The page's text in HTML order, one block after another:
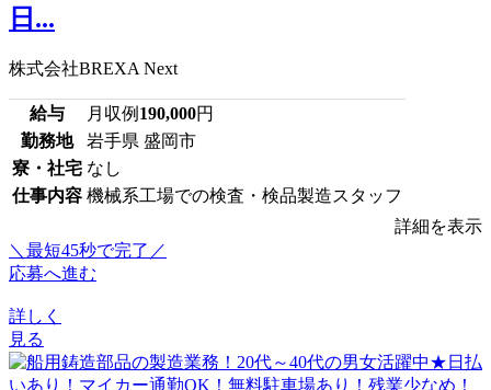
日...
株式会社BREXA Next
給与 月収例 190,000円
勤務地
岩手県 盛岡市
寮・社宅 なし
仕事内容 機械系工場での検査・検品製造スタッフ
詳細を表示
＼最短45秒で完了／
応募へ進む
詳しく
見る